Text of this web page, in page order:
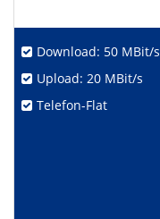
Download: 50 MBit/s
Upload: 20 MBit/s
Telefon-Flat